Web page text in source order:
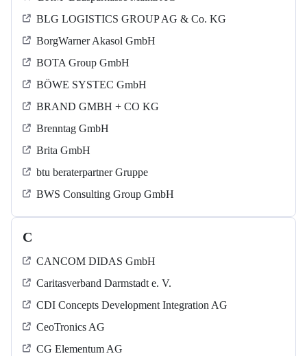
BLG LOGISTICS GROUP AG & Co. KG
BorgWarner Akasol GmbH
BOTA Group GmbH
BÖWE SYSTEC GmbH
BRAND GMBH + CO KG
Brenntag GmbH
Brita GmbH
btu beraterpartner Gruppe
BWS Consulting Group GmbH
C
CANCOM DIDAS GmbH
Caritasverband Darmstadt e. V.
CDI Concepts Development Integration AG
CeoTronics AG
CG Elementum AG